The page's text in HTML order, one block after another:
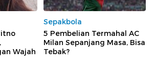
Wajah
Sepakbola
5 Pembelian Termahal AC
Milan Sepanjang Masa, Bisa
Tebak?